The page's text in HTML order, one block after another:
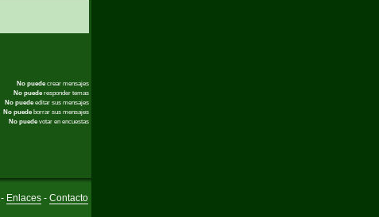
No puedecrear mensajes
No puederesponder temas
No puedeeditar sus mensajes
No puedeborrar sus mensajes
No puedevotar en encuestas
Enlaces- Contacto